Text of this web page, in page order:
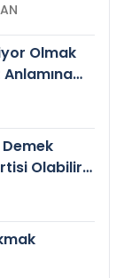
Olmak
Anlamına
Olabilir